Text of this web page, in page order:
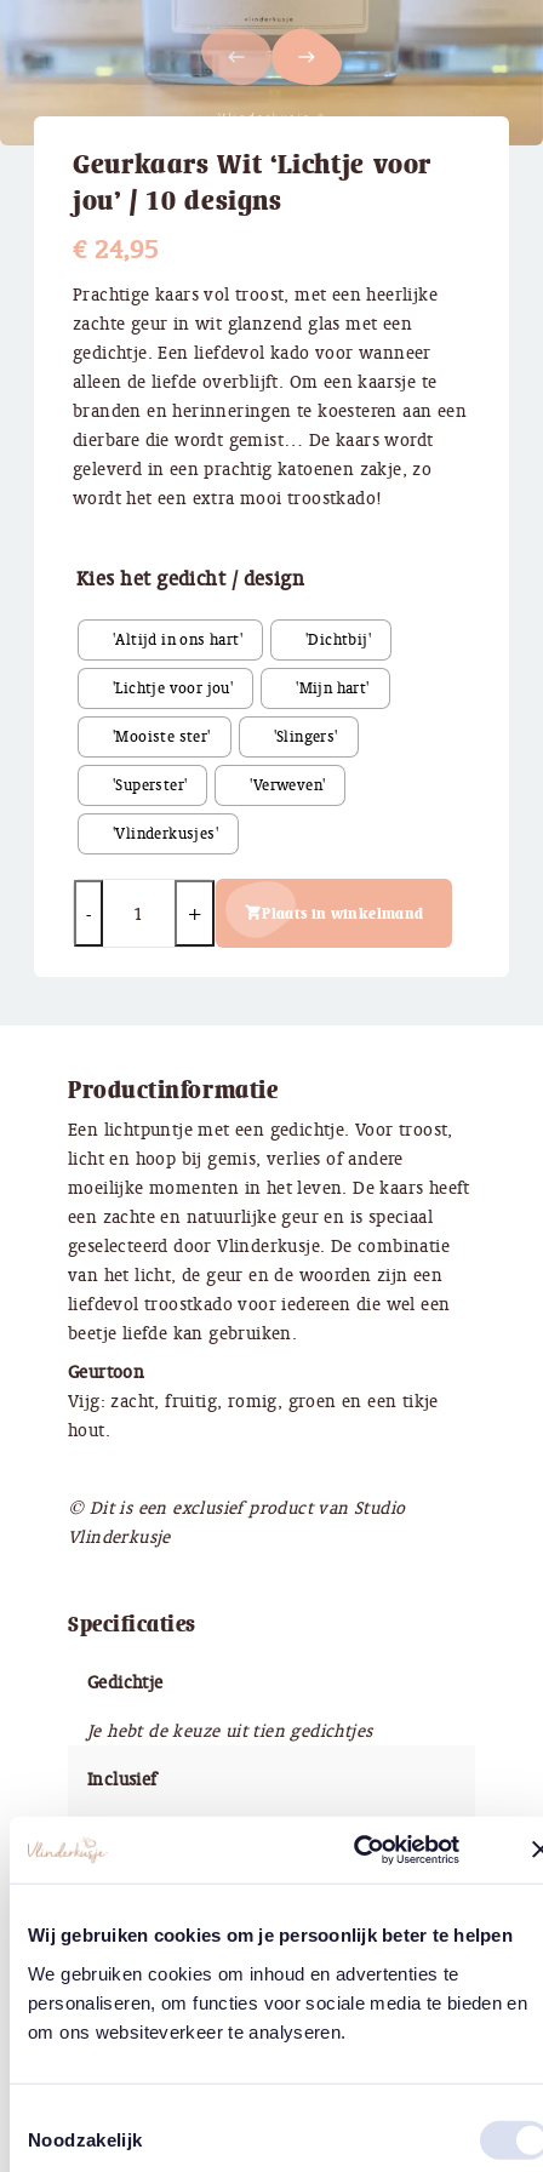
Wij gebruiken cookies om je persoonlijk beter te helpen
We gebruiken cookies om inhoud en advertenties te
personaliseren, om functies voor sociale media te bieden en
om ons websiteverkeer te analyseren.
Noodzakelijk
west east
Geurkaars Wit ‘Lichtje voor
jou’ / 10 designs
€24,95
Prachtige kaars vol troost, met een heerlijke
zachte geur in wit glanzend glas met een
gedichtje. Een liefdevol kado voor wanneer
alleen de liefde overblijft. Om een kaarsje te
branden en herinneringen te koesteren aan een
dierbare die wordt gemist… De kaars wordt
geleverd in een prachtig katoenen zakje, zo
wordt het een extra mooi troostkado!
Kies het gedicht / design
Plaats in winkelmand
Productinformatie
Een lichtpuntje met een gedichtje. Voor troost,
licht en hoop bij gemis, verlies of andere
moeilijke momenten in het leven. De kaars heeft
een zachte en natuurlijke geur en is speciaal
geselecteerd door Vlinderkusje. De combinatie
van het licht, de geur en de woorden zijn een
liefdevol troostkado voor iedereen die wel een
beetje liefde kan gebruiken.
Geurtoon
Vijg: zacht, fruitig, romig, groen en een tikje
hout.
© Dit is een exclusief product van Studio
Vlinderkusje
Specificaties
Gedichtje
Je hebt de keuze uit tien gedichtjes
Inclusief
De heerlijke zachte en natuurlijke geur 'Vijg' is
Afmetingen
8 x 9 cm